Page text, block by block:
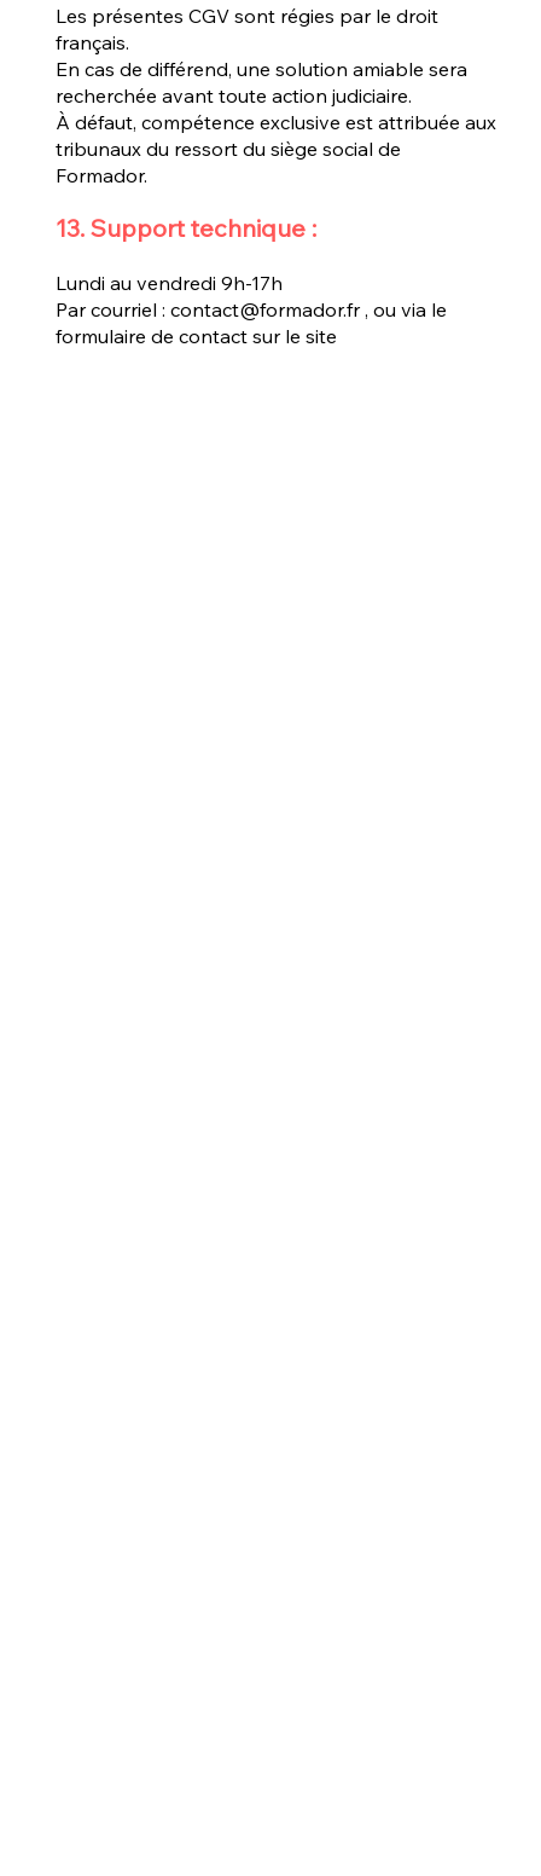
Les présentes CGV sont régies par le droit
français.
En cas de différend, une solution amiable sera
recherchée avant toute action judiciaire.
À défaut, compétence exclusive est attribuée aux
tribunaux du ressort du siège social de
Formador.
13. Support technique :
Lundi au vendredi 9h-17h
Par courriel : contact@formador.fr, ou via le
formulaire de contact sur le site